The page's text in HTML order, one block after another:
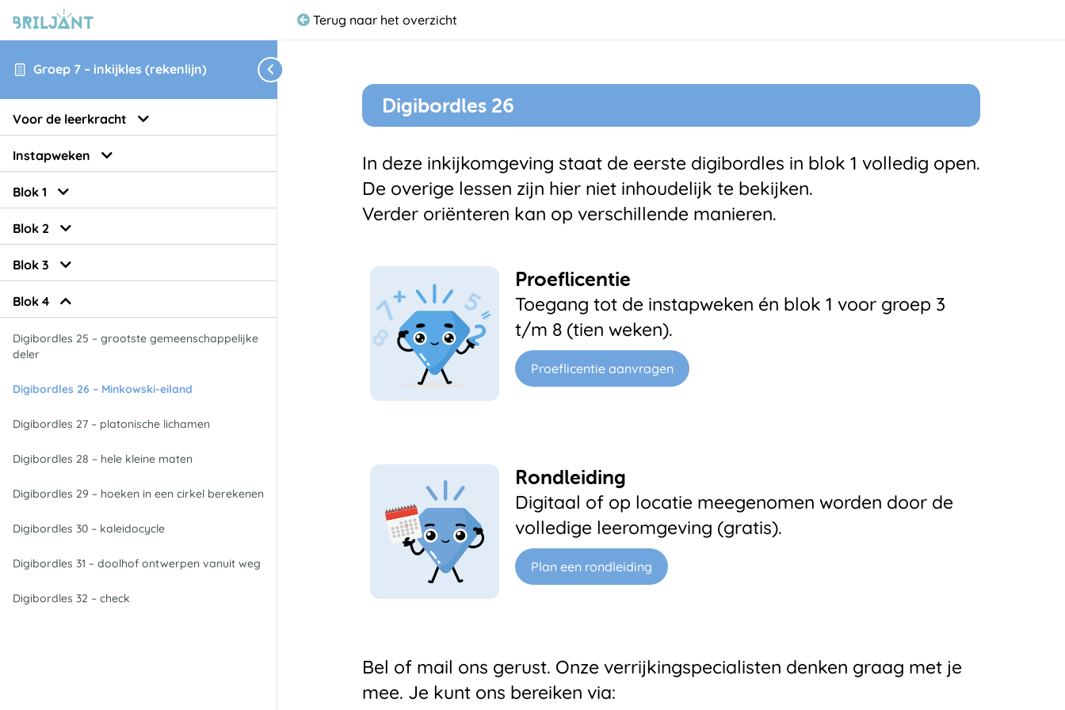
Groep 7 – inkijkles (rekenlijn)
Voor de leerkracht
Instapweken
Blok 1
Blok 2
Blok 3
Blok 4
Digibordles 25 – grootste gemeenschappelijke
deler
Digibordles 26 – Minkowski-eiland
Digibordles 27 – platonische lichamen
Digibordles 28 – hele kleine maten
Digibordles 29 – hoeken in een cirkel berekenen
Digibordles 30 – kaleidocycle
Digibordles 31 – doolhof ontwerpen vanuit weg
Digibordles 32 – check
Terug naar het overzicht
Digibordles 26
In deze inkijkomgeving staat de eerste digibordles in blok 1 volledig open.
De overige lessen zijn hier niet inhoudelijk te bekijken.
Verder oriënteren kan op verschillende manieren.
Proeflicentie
Toegang tot de instapweken én blok 1 voor groep 3
t/m 8 (tien weken).
Proeflicentie aanvragen
Rondleiding
Digitaal of op locatie meegenomen worden door de
volledige leeromgeving (gratis).
Plan een rondleiding
Bel of mail ons gerust. Onze verrijkingspecialisten denken graag met je
mee. Je kunt ons bereiken via: